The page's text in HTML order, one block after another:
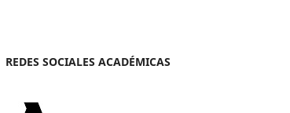
REDES SOCIALES ACADÉMICAS